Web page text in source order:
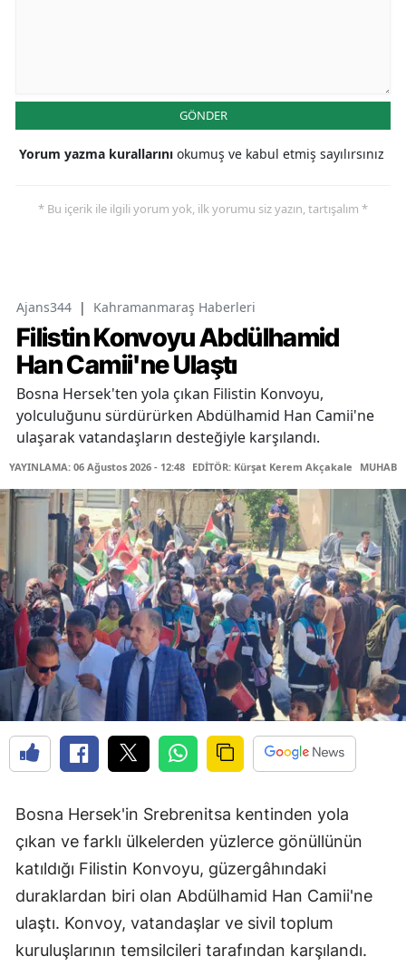
GÖNDER
Yorum yazma kurallarını okumuş ve kabul etmiş sayılırsınız
* Bu içerik ile ilgili yorum yok, ilk yorumu siz yazın, tartışalım *
Ajans344 | Kahramanmaraş Haberleri
Filistin Konvoyu Abdülhamid
Han Camii'ne Ulaştı
Bosna Hersek'ten yola çıkan Filistin Konvoyu,
yolculuğunu sürdürürken Abdülhamid Han Camii'ne
ulaşarak vatandaşların desteğiyle karşılandı.
YAYINLAMA: 06 Ağustos 2026 - 12:48 EDİTÖR: Kürşat Kerem Akçakale
Bosna Hersek'in Srebrenitsa kentinden yola
çıkan ve farklı ülkelerden yüzlerce gönüllünün
katıldığı Filistin Konvoyu, güzergâhındaki
duraklardan biri olan Abdülhamid Han Camii'ne
ulaştı. Konvoy, vatandaşlar ve sivil toplum
kuruluşlarının temsilcileri tarafından karşılandı.